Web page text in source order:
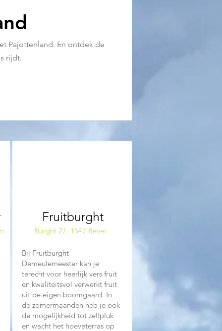
Pajottenland. En ontdek de
rijdt.
Fruitburght
Burght 27, 1547 Bever
Bij Fruitburght
Demeulemeester kan je
terecht voor heerlijk vers fruit
en kwaliteitsvol verwerkt fruit
uit de eigen boomgaard. In
de zomermaanden heb je ook
de mogelijkheid tot zelfpluk
en wacht het hoeveterras op